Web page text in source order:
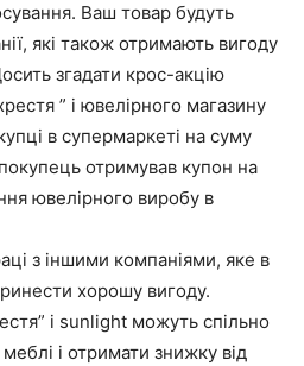
Ваш товар будуть
які також отримають вигоду
згадати крос-акцію
” і ювелірного магазину
в супермаркеті на суму
отримував купон на
ювелірного виробу в
з іншими компаніями, яке в
хорошу вигоду.
і sunlight можуть спільно
і отримати знижку від